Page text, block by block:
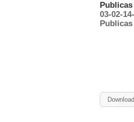
03-02-
Download